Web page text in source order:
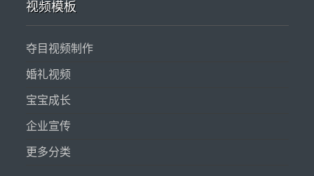
视频模板
夺目视频制作
婚礼视频
宝宝成长
企业宣传
更多分类